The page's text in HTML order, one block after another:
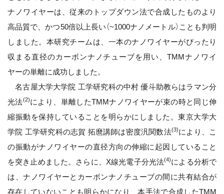
ナノワイヤーは、従来のトップダウン法で合成したものより
高品質で、かつ50倍以上長い（~1000ナノメートル）ことも判明
しました。本研究チームは、一本のナノワイヤーがぴったり
収まる直径のカーボンナノチューブを用い、TMMナノワイ
ヤーの単離に成功しました。
名古屋大学大学院 工学研究科の中村 優斗助教らはラマン分
光法(2)により、単離したTMMナノワイヤーが束の時と同じ伸
縮振動を保持していることを明らかにしました。東京大学大
学院 工学研究科の志賀 拓麿講師は密度汎関数法(3)により、こ
の振動がナノワイヤーの直径方向の伸縮に起因していること
を突き止めました。さらに、X線光電子分光法(4)による分析で
は、ナノワイヤーとカーボンナノチューブの間に共有結合が
存在していないことも明らかになり、本手法で合成したTMM